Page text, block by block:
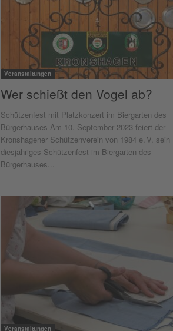
Veranstaltungen
Wer schießt den Vogel ab?
Schützenfest mit Platzkonzert im Biergarten des
Bürgerhauses Am 10. September 2023 feiert der
Kronshagener Schützenverein von 1984 e. V. sein
diesjähriges Schützenfest im Biergarten des
Bürgerhauses...
Veranstaltungen